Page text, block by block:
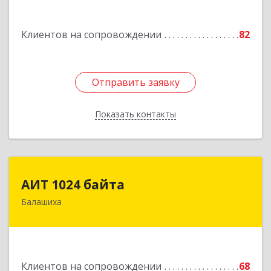
Клиентов на сопровождении 82
Отправить заявку
Показать контакты
Подробнее
Отправить заявку
Назад
АИТ 1024 байта
Балашиха
Клиентов на сопровождении
68
143909, Московская обл, Балашиха г, Солнечная